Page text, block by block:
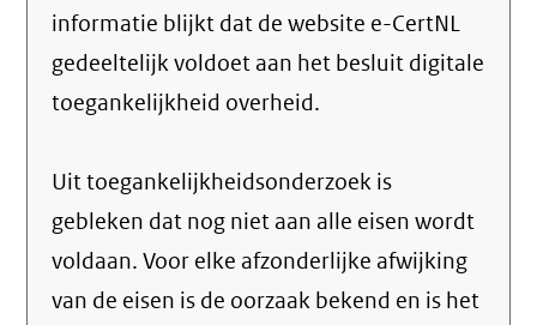
informatie blijkt dat de website e-CertNL
gedeeltelijk voldoet aan het besluit digitale
toegankelijkheid overheid.
Uit toegankelijkheidsonderzoek is
gebleken dat nog niet aan alle eisen wordt
voldaan. Voor elke afzonderlijke afwijking
van de eisen is de oorzaak bekend en is het